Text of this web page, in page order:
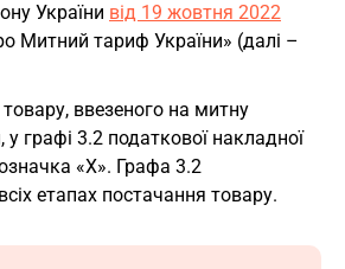
України від 19 жовтня 2022
Митний тариф України» (далі –
ввезеного на митну
у графі 3.2 податкової накладної
«Х». Графа 3.2
етапах постачання товару.